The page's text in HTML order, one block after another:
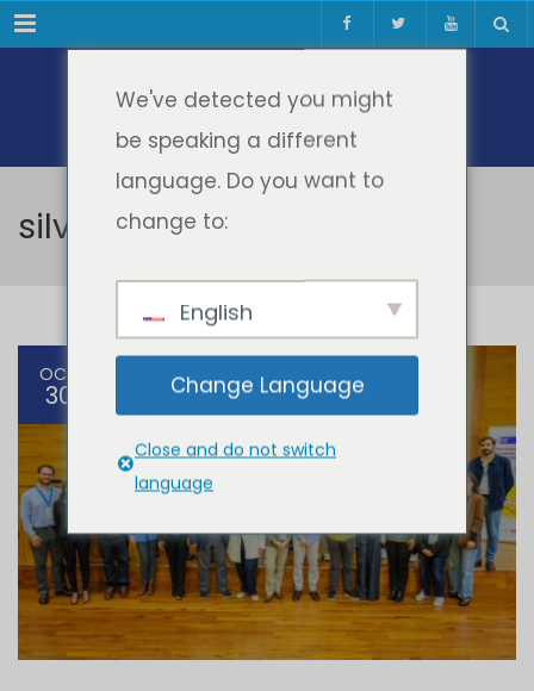
Meniul
silviu vert
OCT
30
We've detected you might
be speaking a different
language. Do you want to
change to:
English
Change Language
Close and do not switch
language